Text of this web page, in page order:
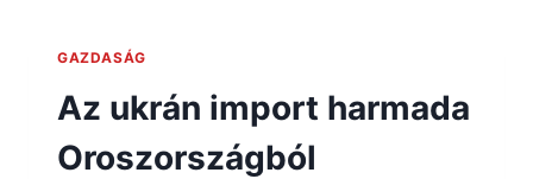
GAZDASÁG
Az ukrán import harmada
Oroszországból